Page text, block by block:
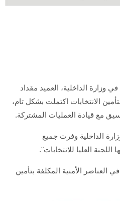
وزارة الداخلية، العميد مقداد
الانتخابات اكتملت بشكل تام،
مع قيادة العمليات المشتركة.
الداخلية وفرت جميع
العليا للانتخابات".
العناصر الأمنية المكلفة بتأمين